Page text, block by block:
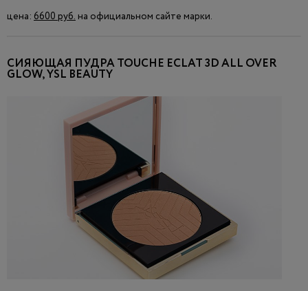
цена: 6600 руб. на официальном сайте марки.
СИЯЮЩАЯ ПУДРА TOUCHE ECLAT 3D ALL OVER
GLOW, YSL BEAUTY